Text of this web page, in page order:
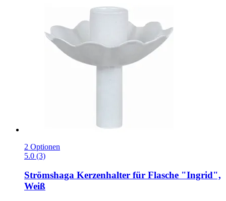
2 Optionen
5.0 (3)
Strömshaga Kerzenhalter für Flasche "Ingrid",
Weiß